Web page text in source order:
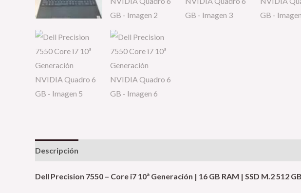
Descripción
Dell Precision 7550 – Core i7 10ª Generación | 16 GB RAM | SSD M.2 512